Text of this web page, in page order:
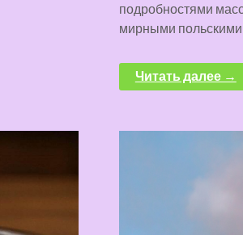
подробностями
мирными
Читать далее →